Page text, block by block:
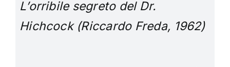
L’orribile segreto del Dr.
Hichcock (Riccardo Freda, 1962)